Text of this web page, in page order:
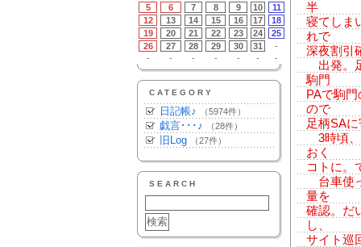
5
6 7 8 9 10
11
12
13 14 15 16 17
18
19
20 21 22 23 24
25
26
27 28 29 30 31
-
-
- - - - - -
CATEGORY
日記帳♪ （5974件）
戯言･･･♪ （28件）
旧Log （27件）
SEARCH
半
寝てしま
れで
深夜割引
出発。
駒門
PAで駒
ので
足柄SA
3時頃、
おく
コトに。
台車使
量を
確認。だ
し、
サイト巡